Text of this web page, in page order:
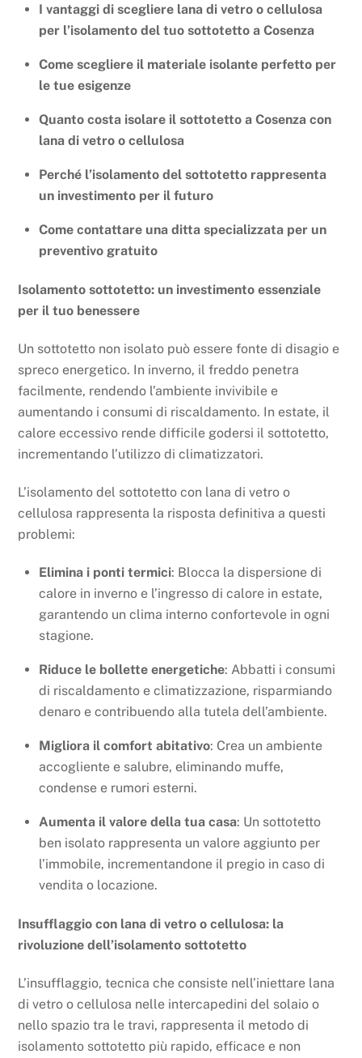
I vantaggi di scegliere lana di vetro o cellulosa
per l’isolamento del tuo sottotetto a Cosenza
Come scegliere il materiale isolante perfetto per
le tue esigenze
Quanto costa isolare il sottotetto a Cosenza con
lana di vetro o cellulosa
Perché l’isolamento del sottotetto rappresenta
un investimento per il futuro
Come contattare una ditta specializzata per un
preventivo gratuito
Isolamento sottotetto: un investimento essenziale
per il tuo benessere
Un sottotetto non isolato può essere fonte di disagio e
spreco energetico. In inverno, il freddo penetra
facilmente, rendendo l’ambiente invivibile e
aumentando i consumi di riscaldamento. In estate, il
calore eccessivo rende difficile godersi il sottotetto,
incrementando l’utilizzo di climatizzatori.
L’isolamento del sottotetto con lana di vetro o
cellulosa rappresenta la risposta definitiva a questi
problemi:
Elimina i ponti termici: Blocca la dispersione di
calore in inverno e l’ingresso di calore in estate,
garantendo un clima interno confortevole in ogni
stagione.
Riduce le bollette energetiche: Abbatti i consumi
di riscaldamento e climatizzazione, risparmiando
denaro e contribuendo alla tutela dell’ambiente.
Migliora il comfort abitativo: Crea un ambiente
accogliente e salubre, eliminando muffe,
condense e rumori esterni.
Aumenta il valore della tua casa: Un sottotetto
ben isolato rappresenta un valore aggiunto per
l’immobile, incrementandone il pregio in caso di
vendita o locazione.
Insufflaggio con lana di vetro o cellulosa: la
rivoluzione dell’isolamento sottotetto
L’insufflaggio, tecnica che consiste nell’iniettare lana
di vetro o cellulosa nelle intercapedini del solaio o
nello spazio tra le travi, rappresenta il metodo di
isolamento sottotetto più rapido, efficace e non